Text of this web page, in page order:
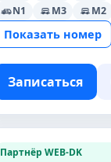
N1
M3 M2
Показать номер
Записаться
Партнёр WEB-DK